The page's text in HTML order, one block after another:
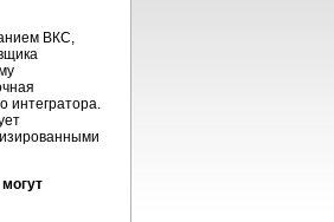
ВКС,
интегратора.